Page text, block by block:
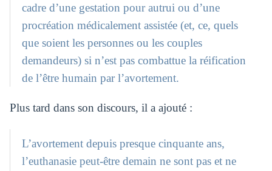
cadre d’une gestation pour autrui ou d’une
procréation médicalement assistée (et, ce, quels
que soient les personnes ou les couples
demandeurs) si n’est pas combattue la réification
de l’être humain par l’avortement.
Plus tard dans son discours, il a ajouté :
L’avortement depuis presque cinquante ans,
l’euthanasie peut-être demain ne sont pas et ne